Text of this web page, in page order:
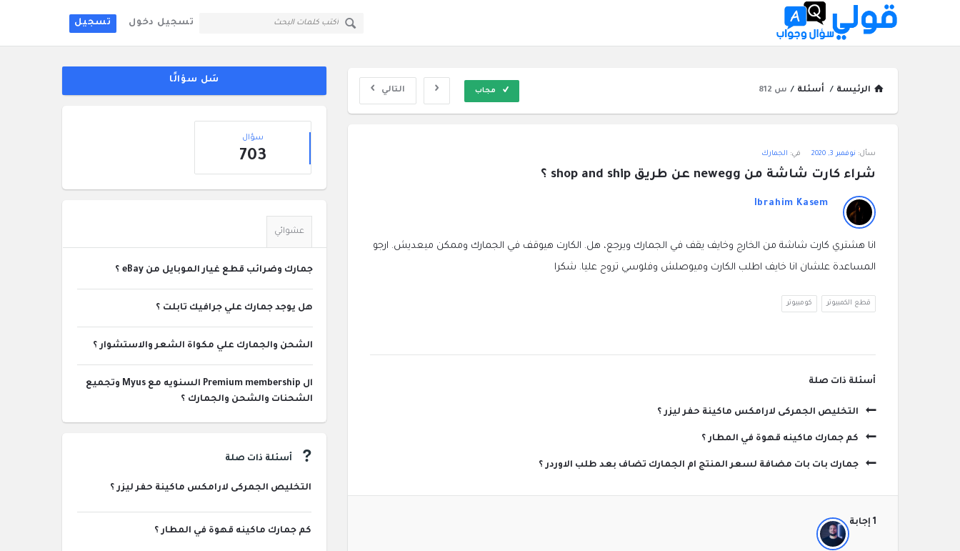
تسجيل دخول تسجيل
قولي
سؤال
وجواب
القائمة
الرئيسة / أسئلة / س 812 التالي مجاب
سؤال
وجواب
الاحدث
أسئلة
سأل: نوفمبر 3, 2020 في: الجمارك
شراء كارت شاشة من newegg عن طريق shop and ship ؟
Ibrahim Kasem
انا هشتري كارت شاشة من الخارج وخايف يقف في الجمارك ويرجع، هل. الكارت هيوقف في الجمارك وممكن ميعديش. ارجو
المساعدة علشان انا خايف اطلب الكارت وميوصلش وفلوسي تروح عليا. شكرا
قطع الكمبيوتر كومبيوتر
‫أسئلة ذات صلة
التخليص الجمركى لارامكس ماكينة حفر ليزر ؟
كم جمارك ماكينه قهوة في المطار ؟
جمارك بات بات مضافة لسعر المنتج ام الجمارك تضاف بعد طلب الاوردر ؟
‫1 إجابة
سَل سؤالًا
إحصائيات
سؤال
703
عشوائي
جمارك وضرائب قطع غيار الموبايل من eBay ؟
هل يوجد جمارك علي جرافيك تابلت ؟
الشحن والجمارك علي مكواة الشعر والاستشوار ؟
ال Premium membership السنويه مع Myus وتجميع
الشحنات والشحن والجمارك ؟
أسئلة ذات صلة
التخليص الجمركى لارامكس ماكينة حفر ليزر ؟
كم جمارك ماكينه قهوة في المطار ؟